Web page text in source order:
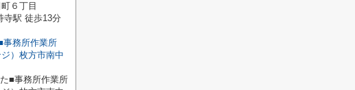
６丁目
寺駅 徒歩13分
事務所作業所
ジ）枚方市南中